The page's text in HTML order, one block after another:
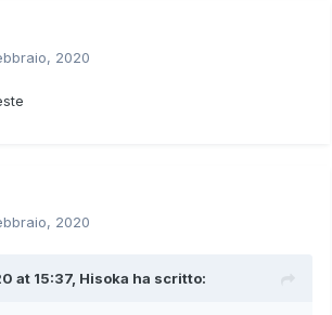
2020
2020
at 15:37, Hisoka ha scritto: